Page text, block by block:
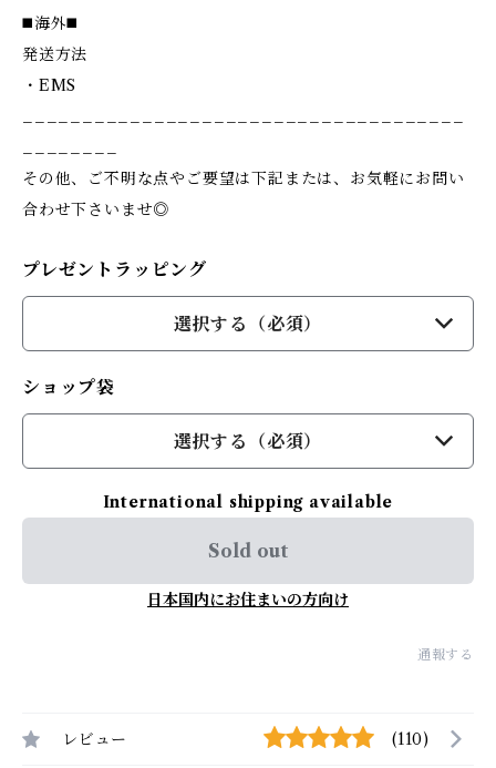
◼️海外◼️
発送方法
・EMS
その他、ご不明な点やご要望は下記または、お気軽にお問い
合わせ下さいませ◎
プレゼントラッピング
選択する（必須）
ショップ袋
選択する（必須）
International shipping available
Sold out
日本国内にお住まいの方向け
通報する
レビュー (110)